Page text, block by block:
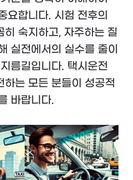
요합니다. 시험 전후의
히 숙지하고, 자주하는 질
실전에서의 실수를 줄이
름길입니다. 택시운전
하는 모든 분들이 성공적
바랍니다.